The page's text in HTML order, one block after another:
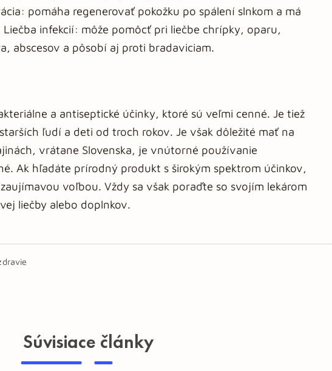
pomáha regenerovať pokožku po spálení slnkom a má
infekcií: môže pomôcť pri liečbe chrípky, oparu,
abscesov a pôsobí aj proti bradaviciam.
a antiseptické účinky, ktoré sú veľmi cenné. Je tiež
ľudí a deti od troch rokov. Je však dôležité mať na
vrátane Slovenska, je vnútorné používanie
Ak hľadáte prírodný produkt s širokým spektrom účinkov,
voľbou. Vždy sa však poraďte so svojím lekárom
liečby alebo doplnkov.
Súvisiace články